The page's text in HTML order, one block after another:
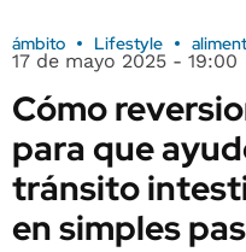
ámbito Lifestyle
17 de mayo 2025 - 19:00
Cómo
para que
tránsito
en simples